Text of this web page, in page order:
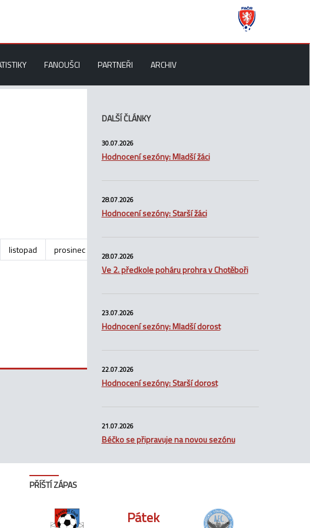
FANOUŠCI PARTNEŘI ARCHIV
listopad prosinec
DALŠÍ ČLÁNKY
30.07.2026
Hodnocení sezóny: Mladší žáci
28.07.2026
Hodnocení sezóny: Starší žáci
28.07.2026
Ve 2. předkole poháru prohra v Chotěboři
23.07.2026
Hodnocení sezóny: Mladší dorost
22.07.2026
Hodnocení sezóny: Starší dorost
21.07.2026
Béčko se připravuje na novou sezónu
PŘÍŠTÍ ZÁPAS
Pátek